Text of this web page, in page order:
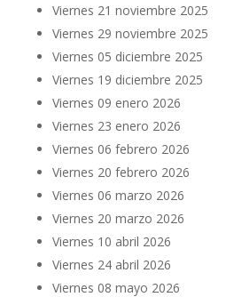
Viernes 21 noviembre 2025
Viernes 29 noviembre 2025
Viernes 05 diciembre 2025
Viernes 19 diciembre 2025
Viernes 09 enero 2026
Viernes 23 enero 2026
Viernes 06 febrero 2026
Viernes 20 febrero 2026
Viernes 06 marzo 2026
Viernes 20 marzo 2026
Viernes 10 abril 2026
Viernes 24 abril 2026
Viernes 08 mayo 2026